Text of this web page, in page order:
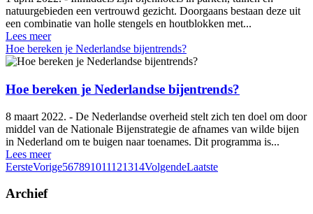
natuurgebieden een vertrouwd gezicht. Doorgaans bestaan deze uit
een combinatie van holle stengels en houtblokken met...
Lees meer
Hoe bereken je Nederlandse bijentrends?
Hoe bereken je Nederlandse bijentrends?
8 maart 2022. - De Nederlandse overheid stelt zich ten doel om door
middel van de Nationale Bijenstrategie de afnames van wilde bijen
in Nederland om te buigen naar toenames. Dit programma is...
Lees meer
EersteVorige567891011121314VolgendeLaatste
Archief